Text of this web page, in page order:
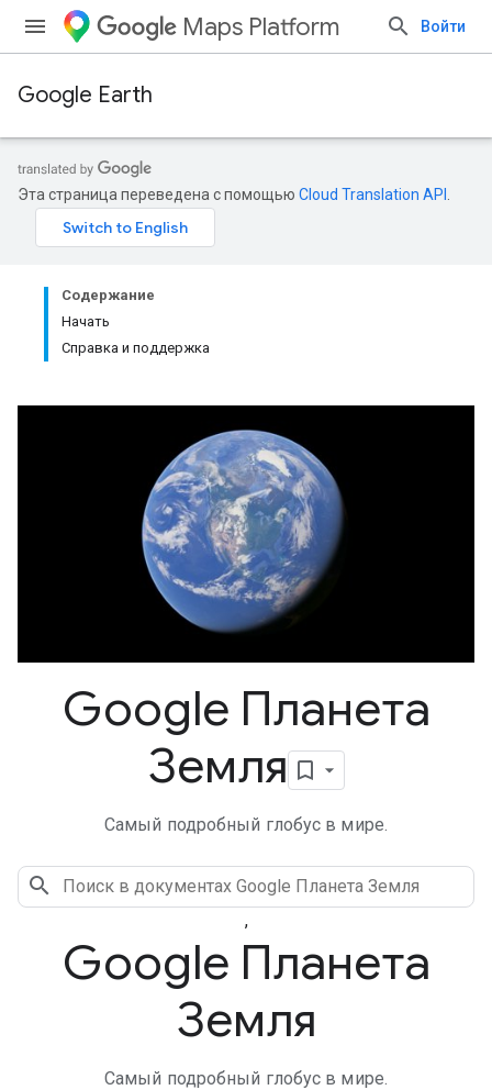
Maps Platform Войти
Google Earth
Эта страница переведена с помощью Cloud Translation API
Содержание
Начать
Справка и поддержка
Google Планета
Земля
Самый подробный глобус в мире.
,
Google Планета
Земля
Самый подробный глобус в мире.